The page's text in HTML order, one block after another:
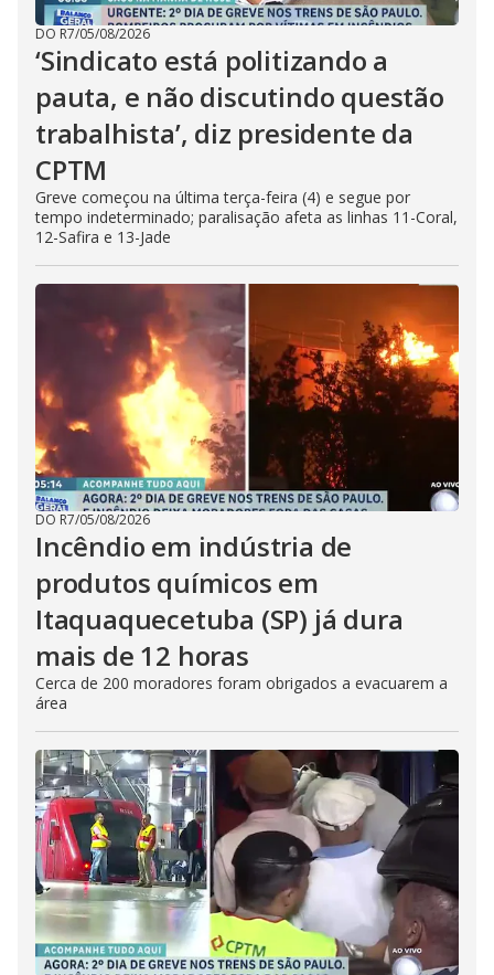
DO R7/05/08/2026
‘Sindicato está politizando a
pauta, e não discutindo questão
trabalhista’, diz presidente da
CPTM
Greve começou na última terça-feira (4) e segue por
tempo indeterminado; paralisação afeta as linhas 11-Coral,
12-Safira e 13-Jade
DO R7/05/08/2026
Incêndio em indústria de
produtos químicos em
Itaquaquecetuba (SP) já dura
mais de 12 horas
Cerca de 200 moradores foram obrigados a evacuarem a
área